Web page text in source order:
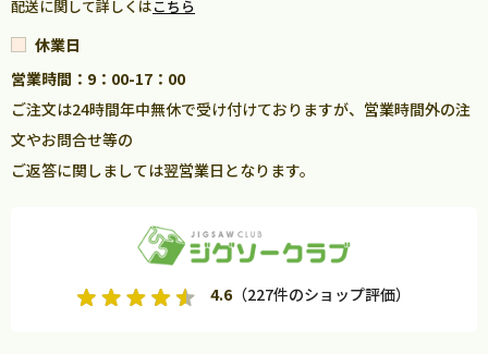
配送に関して詳しくはこちら
休業日
営業時間：9：00-17：00
ご注文は24時間年中無休で受け付けておりますが、営業時間外の注
文やお問合せ等の
ご返答に関しましては翌営業日となります。
4.6（227件のショップ評価）